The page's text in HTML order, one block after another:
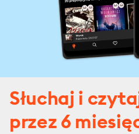
Słuchaj i
przez 6